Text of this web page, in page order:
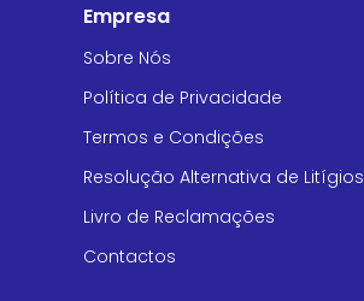
Empresa
Sobre Nós
Política de Privacidade
Termos e Condições
Resolução Alternativa de Litígios
Livro de Reclamações
Contactos